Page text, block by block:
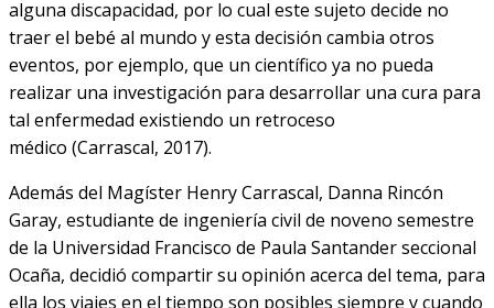
alguna discapacidad, por lo cual este sujeto decide no
traer el bebé al mundo y esta decisión cambia otros
eventos, por ejemplo, que un científico ya no pueda
realizar una investigación para desarrollar una cura para
tal enfermedad existiendo un retroceso
médico (Carrascal, 2017).
Además del Magíster Henry Carrascal, Danna Rincón
Garay, estudiante de ingeniería civil de noveno semestre
de la Universidad Francisco de Paula Santander seccional
Ocaña, decidió compartir su opinión acerca del tema, para
ella los viajes en el tiempo son posibles siempre y cuando